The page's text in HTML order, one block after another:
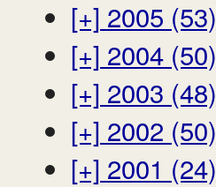
[+] 2005 (53)
[+] 2004 (50)
[+] 2003 (48)
[+] 2002 (50)
[+] 2001 (24)